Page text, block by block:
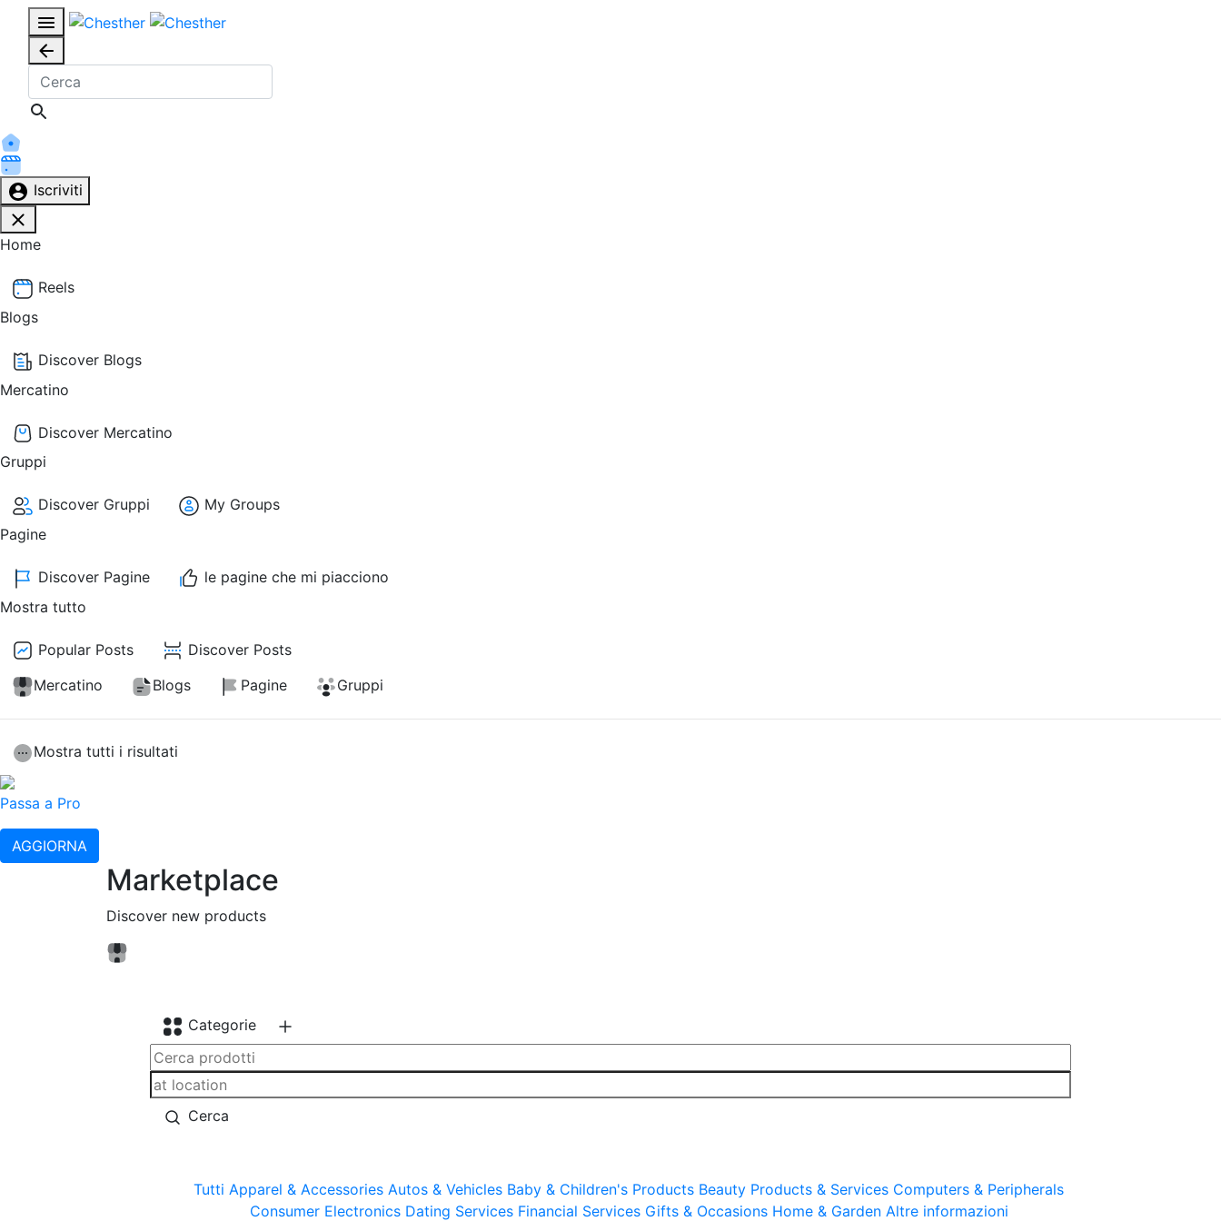
Iscriviti
Home
Reels
Blogs
Discover Blogs
Mercatino
Discover Mercatino
Gruppi
Discover Gruppi
My Groups
Pagine
Discover Pagine
le pagine che mi piacciono
Mostra tutto
Popular Posts
Discover Posts
Mercatino
Blogs Pagine Gruppi
Mostra tutti i risultati
Passa a Pro
AGGIORNA
Marketplace
Discover new products
Categorie
Cerca
Tutti Apparel & Accessories Autos & Vehicles Baby & Children's Products Beauty Products & Services Computers & Peripherals
Consumer Electronics Dating Services Financial Services Gifts & Occasions Home & Garden Altre informazioni